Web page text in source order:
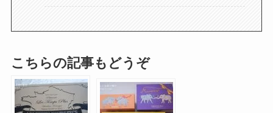
こちらの記事もどうぞ